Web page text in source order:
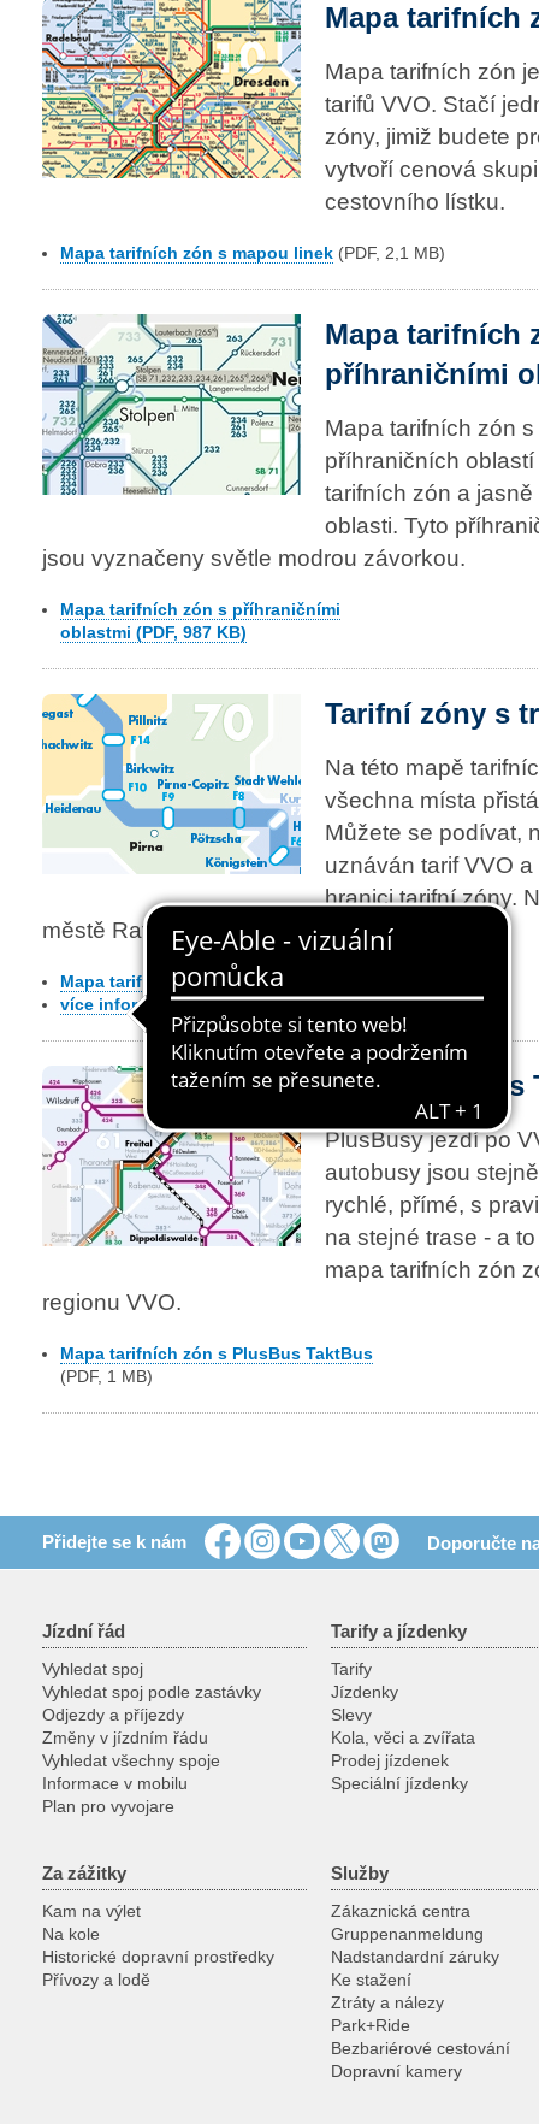
Mapa tarifních
Mapa tarifních zón
tarifů VVO. Stačí
zóny, jimiž budete
vytvoří cenová
cestovního lístku.
Mapa tarifních zón s mapou linek (PDF, 2,1 MB)
Mapa tarifních
příhraničními
Mapa tarifních zón
příhraničních
tarifních zón a
oblasti. Tyto
jsou vyznačeny světle modrou závorkou.
Mapa tarifních zón s příhraničními
oblastmi (PDF, 987 KB)
Tarifní zóny s
Na této mapě
všechna místa
Můžete se podívat,
uznáván tarif VVO
hranici tarifní zóny.
městě Rathen není uznáván žádný tarif VVO.
Mapa tarifních zón s přívozy na Labi
více informací o trajektech
Linky PlusBus
PlusBusy jezdí po
autobusy jsou
rychlé, přímé, s
na stejné trase - a
mapa tarifních zón
regionu VVO.
Mapa tarifních zón s PlusBus TaktBus
(PDF, 1 MB)
Přidejte se k nám Doporučte
Jízdní řád
Vyhledat spoj
Vyhledat spoj podle zastávky
Odjezdy a příjezdy
Změny v jízdním řádu
Vyhledat všechny spoje
Informace v mobilu
Plan pro vyvojare
Tarify a jízdenky
Tarify
Jízdenky
Slevy
Kola, věci a zvířata
Prodej jízdenek
Speciální jízdenky
Za zážitky
Kam na výlet
Na kole
Historické dopravní prostředky
Přívozy a lodě
Služby
Zákaznická centra
Gruppenanmeldung
Nadstandardní záruky
Ke stažení
Ztráty a nálezy
Park+Ride
Bezbariérové cestování
Dopravní kamery